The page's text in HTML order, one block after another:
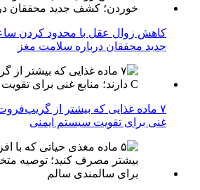
کاهش زوال عقل با محدود کردن
جدید محققان درباره سلامت مغز
غنی برای تقویت سیستم ایمنی